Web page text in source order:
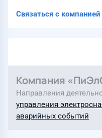
Связаться с компанией
Компания
Направления
управления
аварийных событий